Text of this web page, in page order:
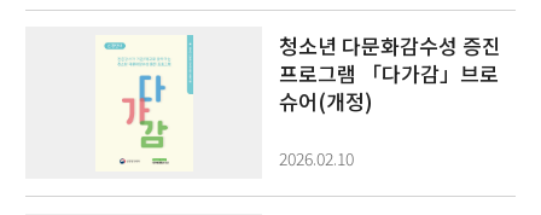
청소년 다문화감수성 증진
프로그램 「다가감」브로
슈어(개정)
2026.02.10